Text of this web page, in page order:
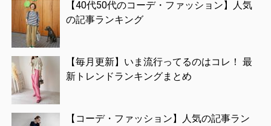
【40代50代のコーデ・ファッション】人気
の記事ランキング
【毎月更新】いま流行ってるのはコレ！ 最
新トレンドランキングまとめ
【コーデ・ファッション】人気の記事ラン